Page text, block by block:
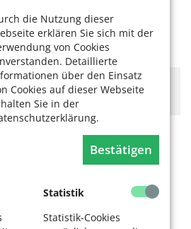
die Nutzung dieser
erklären Sie sich mit der
von Cookies
Detaillierte
über den Einsatz
Cookies auf dieser Webseite
Sie in der
Bestätigen
Statistik
Statistik-Cookies
Köln
mit der wir uns
Sie dieCookie-Meldung
2026